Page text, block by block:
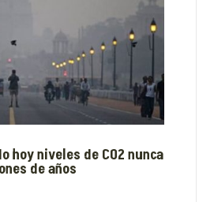
hoy niveles de CO2 nunca
de años